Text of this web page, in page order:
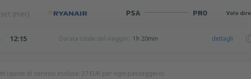
(mer) PSA PMO Volo
12:15 Durata totale del viaggio: 1h 20min dettagli
(quote di servizio escluse: 27 EUR per ogni passeggero)